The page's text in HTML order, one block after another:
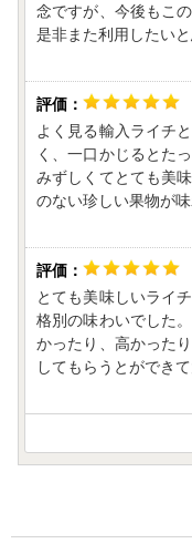
『ふるさと納税総合
お願いいたします。
＜申請方法１＞ス
ードをお持ちの方が対
（STEP１）『申請ア
（STEP２）『ふる
セスし、アカウント
（STEP３）マイナン
マイナンバーカ
す
◇◆ワンストップお
シフトプラス佐賀営
新富町ふるさと納税
平日：9:00～18:00
す）
念ですが、今後もこ
是非また利用したい
よく見る輸入ライチ
く、一口かじるとた
みずしくてとても美
のない珍しい果物が
とても美味しいライ
格別の味わいでした
かったり、高かった
してもらうとができ